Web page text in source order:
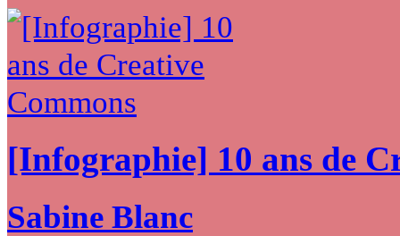
[Infographie] 10 ans de
Sabine Blanc